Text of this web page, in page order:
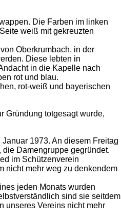
Die Farben im linken
weiß mit gekreuzten
Oberkrumbach, in der
Diese lebten in
in die Kapelle nach
rot und blau.
rot-weiß und bayerischen
Gründung totgesagt wurde,
1973. An diesem Freitag
Damengruppe gegründet.
im Schützenverein
nicht mehr weg zu denkendem
jeden Monats wurden
sind sie seitdem
unseres Vereins nicht mehr